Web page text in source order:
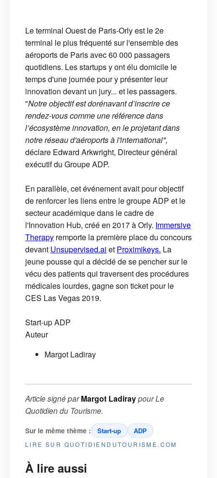
Le terminal Ouest de Paris-Orly est le 2e
terminal le plus fréquenté sur l'ensemble des
aéroports de Paris avec 60 000 passagers
quotidiens. Les startups y ont élu domicile le
temps d'une journée pour y présenter leur
innovation devant un jury... et les passagers.
"Notre objectif est dorénavant d’inscrire ce
rendez-vous comme une référence dans
l’écosystème innovation, en le projetant dans
notre réseau d'aéroports à l'international",
déclare Edward Arkwright, Directeur général
exécutif du Groupe ADP.
En parallèle, cet événement avait pour objectif
de renforcer les liens entre le groupe ADP et le
secteur académique dans le cadre de
l'Innovation Hub, créé en 2017 à Orly. Immersive
Therapy remporte la première place du concours
devant Unsupervised.ai et Proximikeys. La
jeune pousse qui a décidé de se pencher sur le
vécu des patients qui traversent des procédures
médicales lourdes, gagne son ticket pour le
CES Las Vegas 2019.
Start-upADP
Auteur
Margot Ladiray
Article signé parMargot LadiraypourLe
Quotidien du Tourisme.
Sur le même thème : Start-up ADP
LIRE SUR QUOTIDIENDUTOURISME.COM
À lire aussi